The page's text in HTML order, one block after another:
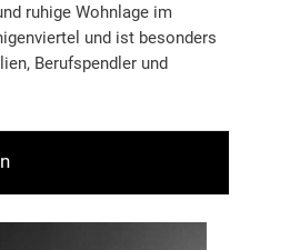
ruhige Wohnlage im
und ist besonders
Berufspendler und